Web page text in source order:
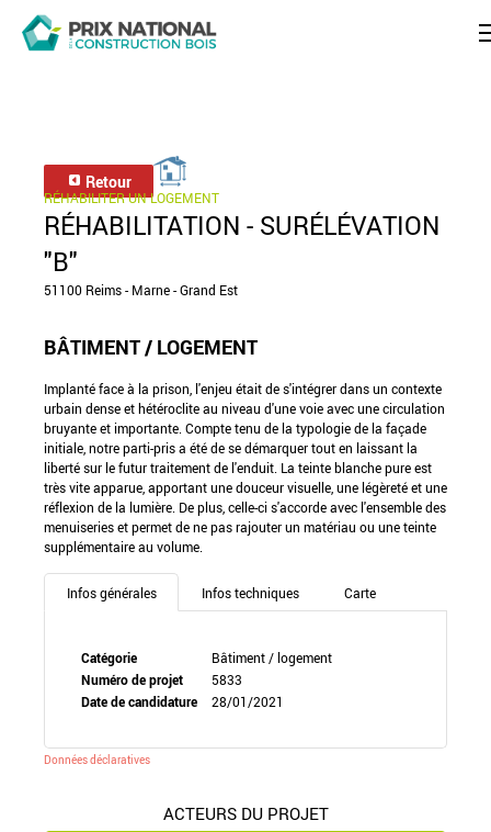
Retour
RÉHABILITER UN LOGEMENT
RÉHABILITATION - SURÉLÉVATION
"B"
51100 Reims - Marne - Grand Est
BÂTIMENT / LOGEMENT
Implanté face à la prison, l'enjeu était de s'intégrer dans un contexte
urbain dense et hétéroclite au niveau d'une voie avec une circulation
bruyante et importante. Compte tenu de la typologie de la façade
initiale, notre parti-pris a été de se démarquer tout en laissant la
liberté sur le futur traitement de l'enduit. La teinte blanche pure est
très vite apparue, apportant une douceur visuelle, une légèreté et une
réflexion de la lumière. De plus, celle-ci s'accorde avec l'ensemble des
menuiseries et permet de ne pas rajouter un matériau ou une teinte
supplémentaire au volume.
Infos générales Infos techniques Carte
Catégorie
Bâtiment / logement
Numéro de projet
5833
Date de candidature
28/01/2021
Données déclaratives
ACTEURS DU PROJET